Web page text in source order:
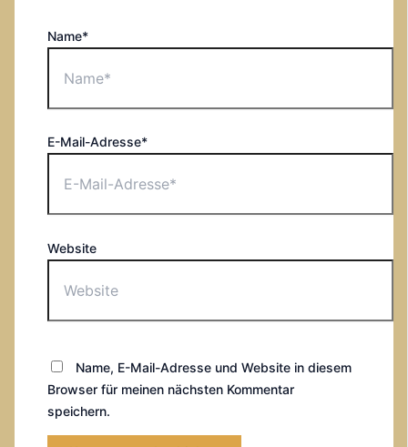
Name*
E-Mail-Adresse*
Website
Name, E-Mail-Adresse und Website in diesem
Browser für meinen nächsten Kommentar
speichern.